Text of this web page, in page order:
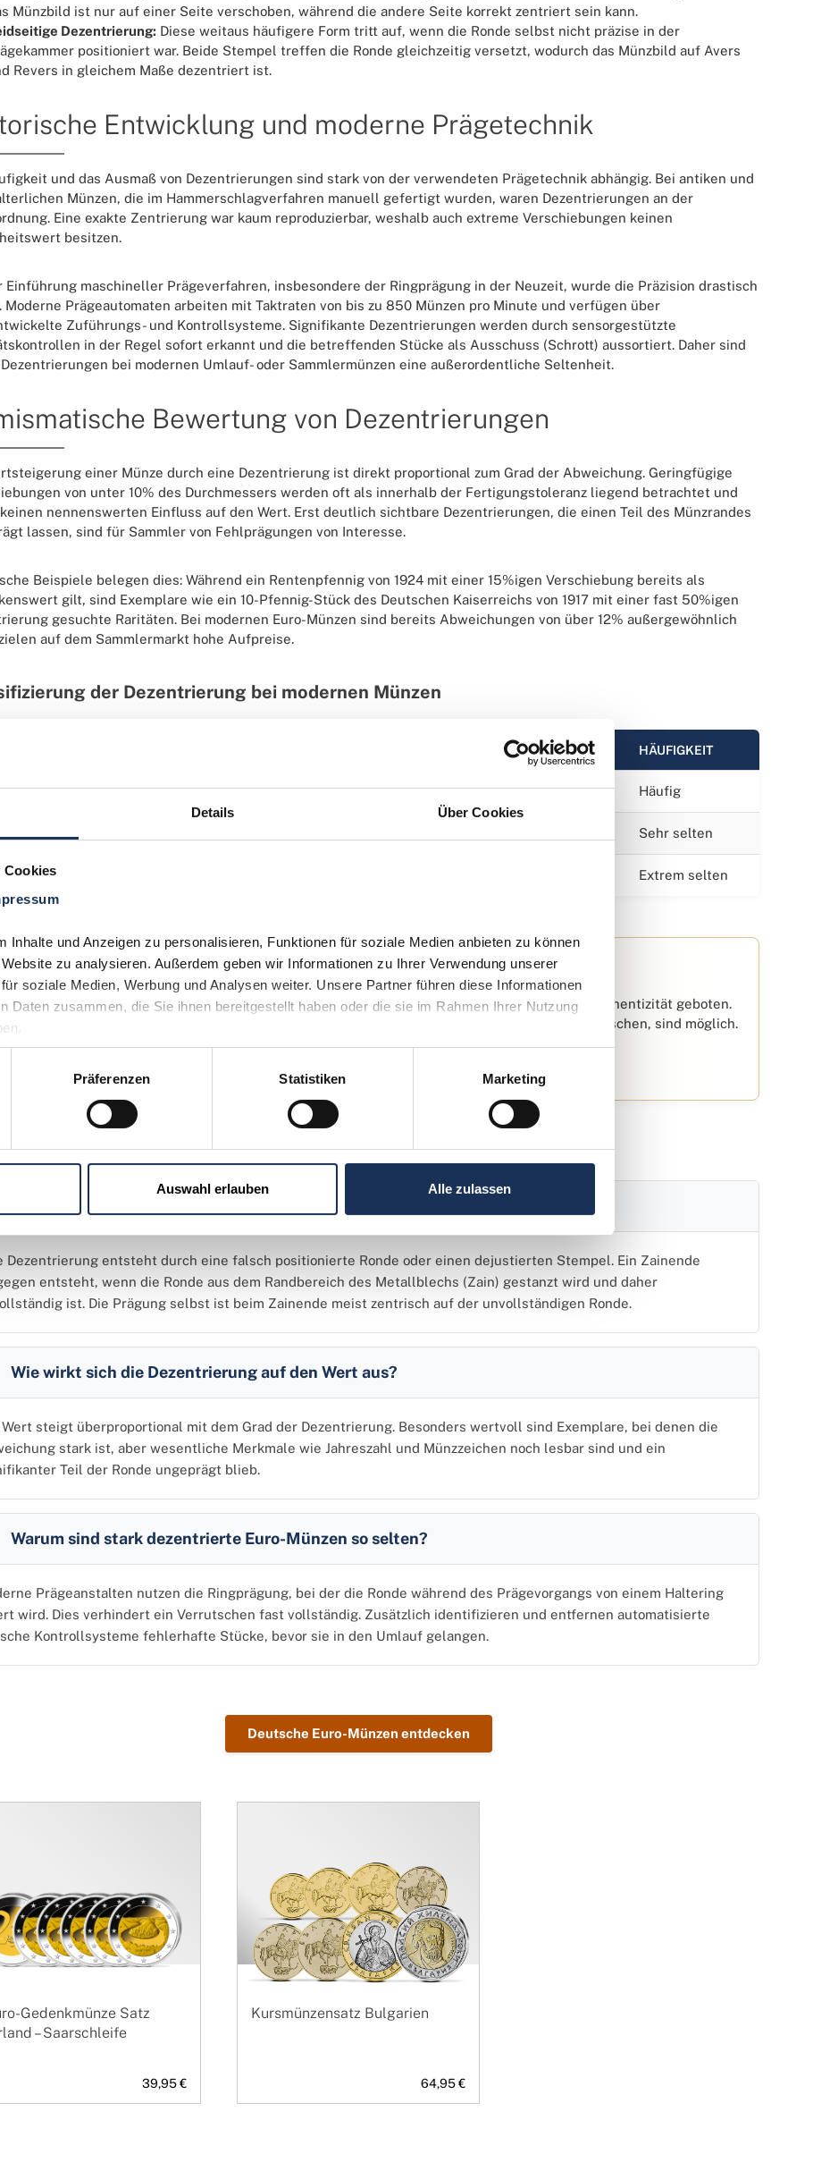
Details Über Cookies
Cookies
Inhalte und Anzeigen zu personalisieren, Funktionen für soziale Medien anbieten zu können
zu analysieren. Außerdem geben wir Informationen zu Ihrer Verwendung unserer
soziale Medien, Werbung und Analysen weiter. Unsere Partner führen diese Informationen
Daten zusammen, die Sie ihnen bereitgestellt haben oder die sie im Rahmen Ihrer Nutzung
Präferenzen Statistiken Marketing
Auswahl erlauben Alle zulassen
Münzbild ist nur auf einer Seite verschoben, während die andere Seite korrekt zentriert sein kann.
Dezentrierung: Diese weitaus häufigere Form tritt auf, wenn die Ronde selbst nicht präzise in der
positioniert war. Beide Stempel treffen die Ronde gleichzeitig versetzt, wodurch das Münzbild auf Avers
Revers in gleichem Maße dezentriert ist.
Entwicklung und moderne Prägetechnik
und das Ausmaß von Dezentrierungen sind stark von der verwendeten Prägetechnik abhängig. Bei antiken und
Münzen, die im Hammerschlagverfahren manuell gefertigt wurden, waren Dezentrierungen an der
Eine exakte Zentrierung war kaum reproduzierbar, weshalb auch extreme Verschiebungen keinen
besitzen.
Einführung maschineller Prägeverfahren, insbesondere der Ringprägung in der Neuzeit, wurde die Präzision drastisch
Moderne Prägeautomaten arbeiten mit Taktraten von bis zu 850 Münzen pro Minute und verfügen über
Zuführungs- und Kontrollsysteme. Signifikante Dezentrierungen werden durch sensorgestützte
in der Regel sofort erkannt und die betreffenden Stücke als Ausschuss (Schrott) aussortiert. Daher sind
bei modernen Umlauf- oder Sammlermünzen eine außerordentliche Seltenheit.
Bewertung von Dezentrierungen
einer Münze durch eine Dezentrierung ist direkt proportional zum Grad der Abweichung. Geringfügige
von unter 10% des Durchmessers werden oft als innerhalb der Fertigungstoleranz liegend betrachtet und
nennenswerten Einfluss auf den Wert. Erst deutlich sichtbare Dezentrierungen, die einen Teil des Münzrandes
lassen, sind für Sammler von Fehlprägungen von Interesse.
Beispiele belegen dies: Während ein Rentenpfennig von 1924 mit einer 15%igen Verschiebung bereits als
gilt, sind Exemplare wie ein 10-Pfennig-Stück des Deutschen Kaiserreichs von 1917 mit einer fast 50%igen
gesuchte Raritäten. Bei modernen Euro-Münzen sind bereits Abweichungen von über 12% außergewöhnlich
auf dem Sammlermarkt hohe Aufpreise.
der Dezentrierung bei modernen Münzen
HÄUFIGKEIT
(bis 10%) Innerhalb der Produktionstoleranz, kaum wertsteigernd Häufig
Sehr selten
(über 50%) Extrem selten
zur Authentizität
Angeboten von modernen Münzen mit extremer Dezentrierung ist eine genaue Prüfung der Authentizität geboten.
bei denen Münzen nachträglich bearbeitet werden, um eine Fehlprägung vorzutäuschen, sind möglich.
Fragen zur Dezentrierung
Dezentrierung entsteht durch eine falsch positionierte Ronde oder einen dejustierten Stempel. Ein Zainende
entsteht, wenn die Ronde aus dem Randbereich des Metallblechs (Zain) gestanzt wird und daher
ist. Die Prägung selbst ist beim Zainende meist zentrisch auf der unvollständigen Ronde.
Wie wirkt sich die Dezentrierung auf den Wert aus?
Wert steigt überproportional mit dem Grad der Dezentrierung. Besonders wertvoll sind Exemplare, bei denen die
stark ist, aber wesentliche Merkmale wie Jahreszahl und Münzzeichen noch lesbar sind und ein
Teil der Ronde ungeprägt blieb.
Warum sind stark dezentrierte Euro-Münzen so selten?
Prägeanstalten nutzen die Ringprägung, bei der die Ronde während des Prägevorgangs von einem Haltering
wird. Dies verhindert ein Verrutschen fast vollständig. Zusätzlich identifizieren und entfernen automatisierte
Kontrollsysteme fehlerhafte Stücke, bevor sie in den Umlauf gelangen.
Deutsche Euro-Münzen entdecken
Gedenkmünze Satz
– Saarschleife
39,95 €
Kursmünzensatz Bulgarien
64,95 €